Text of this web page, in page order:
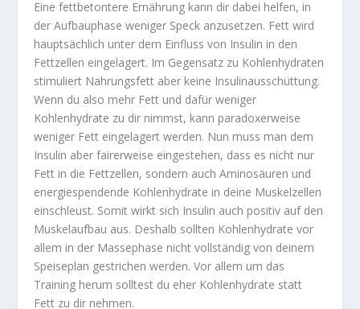
Eine fettbetontere Ernährung kann dir dabei helfen, in
der Aufbauphase weniger Speck anzusetzen. Fett wird
hauptsächlich unter dem Einfluss von Insulin in den
Fettzellen eingelagert. Im Gegensatz zu Kohlenhydraten
stimuliert Nahrungsfett aber keine Insulinausschüttung.
Wenn du also mehr Fett und dafür weniger
Kohlenhydrate zu dir nimmst, kann paradoxerweise
weniger Fett eingelagert werden. Nun muss man dem
Insulin aber fairerweise eingestehen, dass es nicht nur
Fett in die Fettzellen, sondern auch Aminosäuren und
energiespendende Kohlenhydrate in deine Muskelzellen
einschleust. Somit wirkt sich Insulin auch positiv auf den
Muskelaufbau aus. Deshalb sollten Kohlenhydrate vor
allem in der Massephase nicht vollständig von deinem
Speiseplan gestrichen werden. Vor allem um das
Training herum solltest du eher Kohlenhydrate statt
Fett zu dir nehmen.